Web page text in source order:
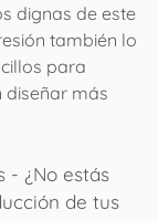
dignas de este
también lo
para
diseñar más
- ¿No estás
de tus